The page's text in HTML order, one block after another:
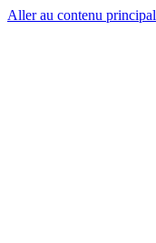
Aller au contenu principal